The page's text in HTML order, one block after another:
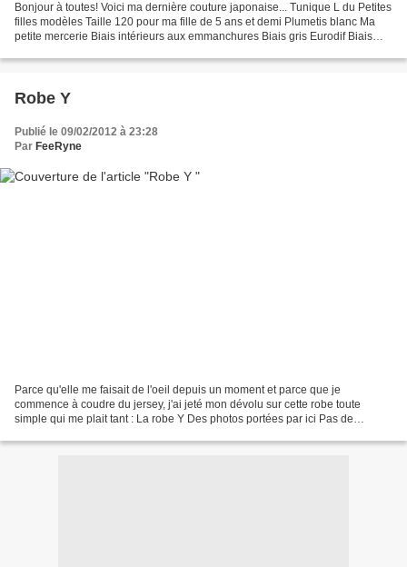
Bonjour à toutes! Voici ma dernière couture japonaise... Tunique L du Petites
filles modèles Taille 120 pour ma fille de 5 ans et demi Plumetis blanc Ma
petite mercerie Biais intérieurs aux emmanchures Biais gris Eurodif Biais
Robe Y
Publié le 09/02/2012 à 23:28
Par FeeRyne
Parce qu'elle me faisait de l'oeil depuis un moment et parce que je
commence à coudre du jersey, j'ai jeté mon dévolu sur cette robe toute
simple qui me plait tant : La robe Y Des photos portées par ici Pas de